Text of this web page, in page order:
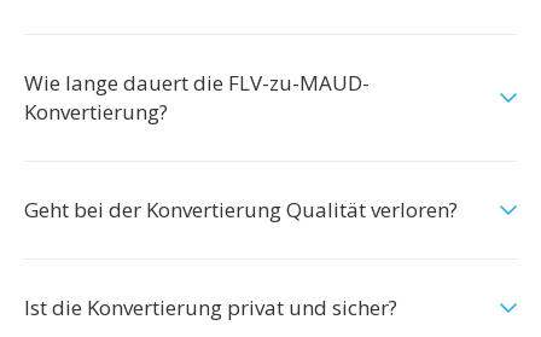
Wie lange dauert die FLV-zu-MAUD-
Konvertierung?
Geht bei der Konvertierung Qualität verloren?
Ist die Konvertierung privat und sicher?